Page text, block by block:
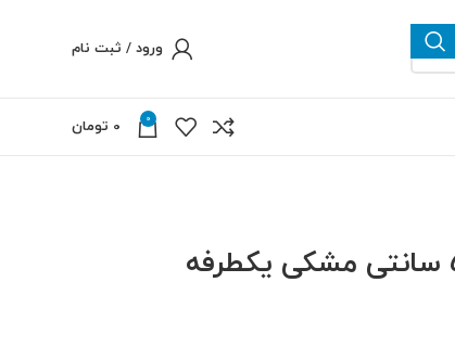
ورود / ثبت نام
0
0 تومان